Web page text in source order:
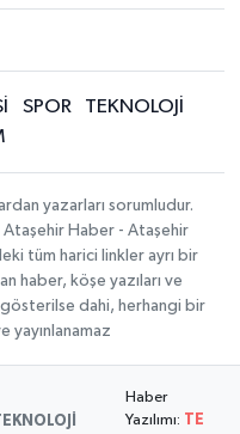
SPOR
TEKNOLOJİ
yazarları sorumludur.
Ataşehir Haber - Ataşehir
tüm harici linkler ayrı bir
haber, köşe yazıları ve
gösterilse dahi, herhangi bir
yayınlanamaz
Haber
Yazılımı:
TE